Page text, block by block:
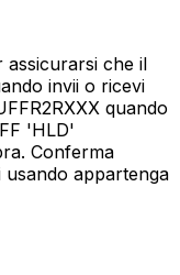
assicurarsi che il
invii o ricevi
quando
'HLD'
Conferma
appartenga